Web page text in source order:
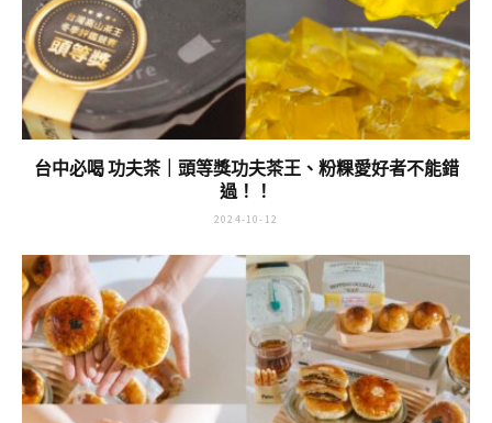
台中必喝 功夫茶｜頭等獎功夫茶王、粉粿愛好者不能錯
過！！
2024-10-12